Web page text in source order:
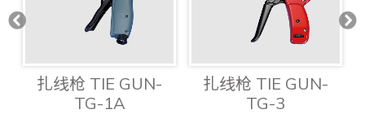
扎线枪 TIE GUN-
TG-1A
扎线枪 TIE GUN-
TG-3